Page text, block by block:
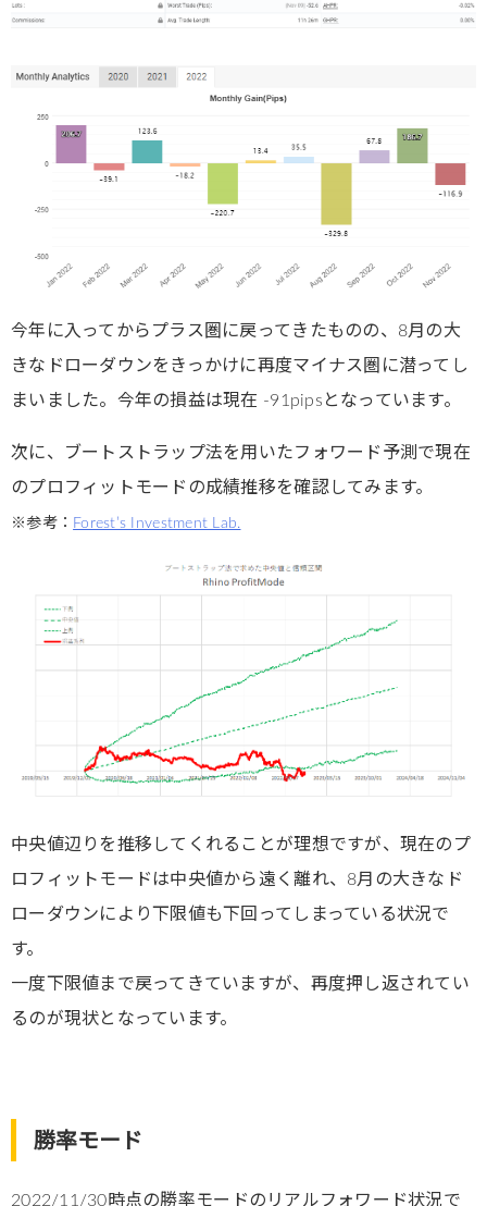
今年に入ってからプラス圏に戻ってきたものの、8月の大
きなドローダウンをきっかけに再度マイナス圏に潜ってし
まいました。今年の損益は現在 -91pipsとなっています。
次に、ブートストラップ法を用いたフォワード予測で現在
のプロフィットモードの成績推移を確認してみます。
※参考： Forest’s Investment Lab.
中央値辺りを推移してくれることが理想ですが、現在のプ
ロフィットモードは中央値から遠く離れ、8月の大きなド
ローダウンにより下限値も下回ってしまっている状況で
す。
一度下限値まで戻ってきていますが、再度押し返されてい
るのが現状となっています。
勝率モード
2022/11/30時点の勝率モードのリアルフォワード状況で